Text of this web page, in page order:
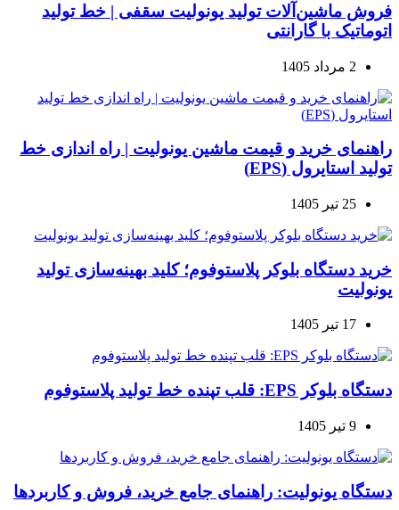
فروش ماشین‌آلات تولید یونولیت سقفی | خط تولید
اتوماتیک با گارانتی
2 مرداد 1405
راهنمای خرید و قیمت ماشین یونولیت | راه اندازی خط
تولید استایرول (EPS)
25 تیر 1405
خرید دستگاه بلوکر پلاستوفوم؛ کلید بهینه‌سازی تولید
یونولیت
17 تیر 1405
دستگاه بلوکر EPS: قلب تپنده خط تولید پلاستوفوم
9 تیر 1405
دستگاه یونولیت: راهنمای جامع خرید، فروش و کاربردها